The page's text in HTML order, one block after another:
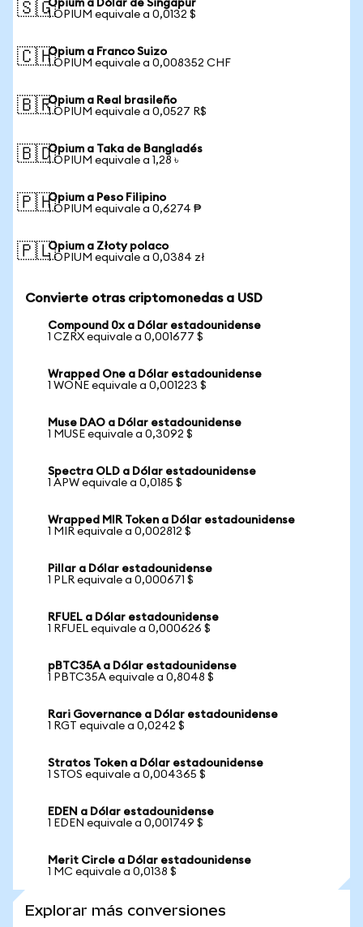
🇸🇬Opium a Dólar de Singapur
1 OPIUM equivale a 0,0132 $
🇨🇭Opium a Franco Suizo
1 OPIUM equivale a 0,008352 CHF
🇧🇷Opium a Real brasileño
1 OPIUM equivale a 0,0527 R$
🇧🇩Opium a Taka de Bangladés
1 OPIUM equivale a 1,28 ৳
🇵🇭Opium a Peso Filipino
1 OPIUM equivale a 0,6274 ₱
🇵🇱Opium a Złoty polaco
1 OPIUM equivale a 0,0384 zł
Convierte otras criptomonedas a USD
Compound 0x a Dólar estadounidense
1 CZRX equivale a 0,001677 $
Wrapped One a Dólar estadounidense
1 WONE equivale a 0,001223 $
Muse DAO a Dólar estadounidense
1 MUSE equivale a 0,3092 $
Spectra OLD a Dólar estadounidense
1 APW equivale a 0,0185 $
Wrapped MIR Token a Dólar estadounidense
1 MIR equivale a 0,002812 $
Pillar a Dólar estadounidense
1 PLR equivale a 0,000671 $
RFUEL a Dólar estadounidense
1 RFUEL equivale a 0,000626 $
pBTC35A a Dólar estadounidense
1 PBTC35A equivale a 0,8048 $
Rari Governance a Dólar estadounidense
1 RGT equivale a 0,0242 $
Stratos Token a Dólar estadounidense
1 STOS equivale a 0,004365 $
EDEN a Dólar estadounidense
1 EDEN equivale a 0,001749 $
Merit Circle a Dólar estadounidense
1 MC equivale a 0,0138 $
Explorar más conversiones